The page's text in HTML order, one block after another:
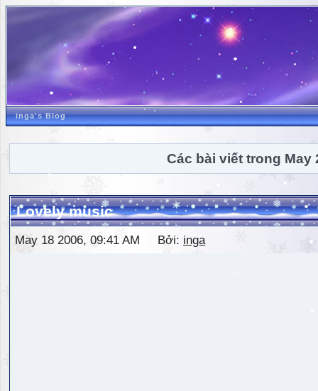
inga's Blog
Các bài viết trong May
Lovely music
May 18 2006, 09:41 AM Bởi: inga